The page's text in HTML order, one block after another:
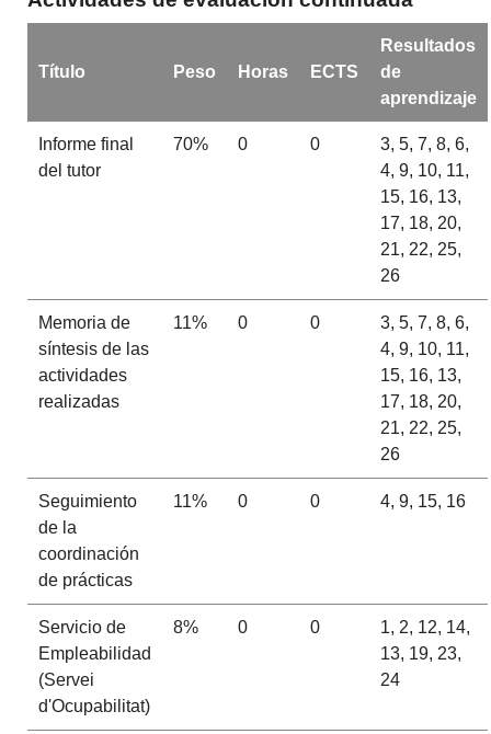
Título Peso Horas ECTS
Resultados
de
aprendizaje
Informe final
del tutor
70% 0 0
3, 5, 7, 8, 6,
4, 9, 10, 11,
15, 16, 13,
17, 18, 20,
21, 22, 25,
26
Memoria de
síntesis de las
actividades
realizadas
11% 0 0
3, 5, 7, 8, 6,
4, 9, 10, 11,
15, 16, 13,
17, 18, 20,
21, 22, 25,
26
Seguimiento
de la
coordinación
de prácticas
11% 0 0 4, 9, 15, 16
Servicio de
Empleabilidad
(Servei
d'Ocupabilitat)
8% 0 0
1, 2, 12, 14,
13, 19, 23,
24